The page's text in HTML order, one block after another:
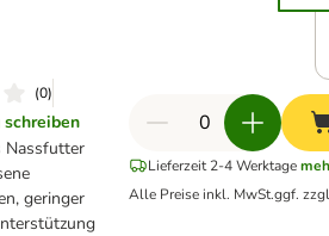
(0)
Nassfutter
geringer
Lieferzeit 2-4 Werktage
Alle Preise inkl. MwSt.ggf.